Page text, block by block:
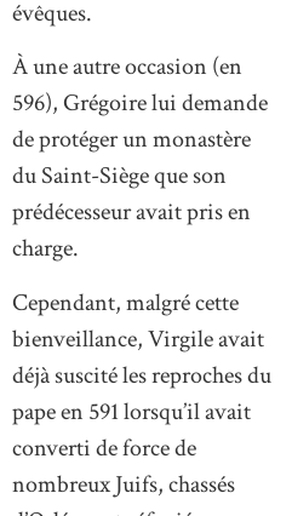
évêques.
À une autre occasion (en
596), Grégoire lui demande
de protéger un monastère
du Saint-Siège que son
prédécesseur avait pris en
charge.
Cependant, malgré cette
bienveillance, Virgile avait
déjà suscité les reproches du
pape en 591 lorsqu’il avait
converti de force de
nombreux Juifs, chassés